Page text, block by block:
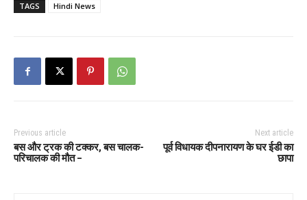
TAGS
Hindi News
Previous article
बस और ट्रक की टक्कर, बस चालक-
परिचालक की मौत –
Next article
पूर्व विधायक दीपनारायण के घर ईडी का
छापा